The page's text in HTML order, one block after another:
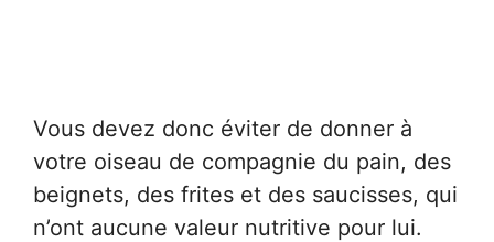
Vous devez donc éviter de donner à
votre oiseau de compagnie du pain, des
beignets, des frites et des saucisses, qui
n’ont aucune valeur nutritive pour lui.